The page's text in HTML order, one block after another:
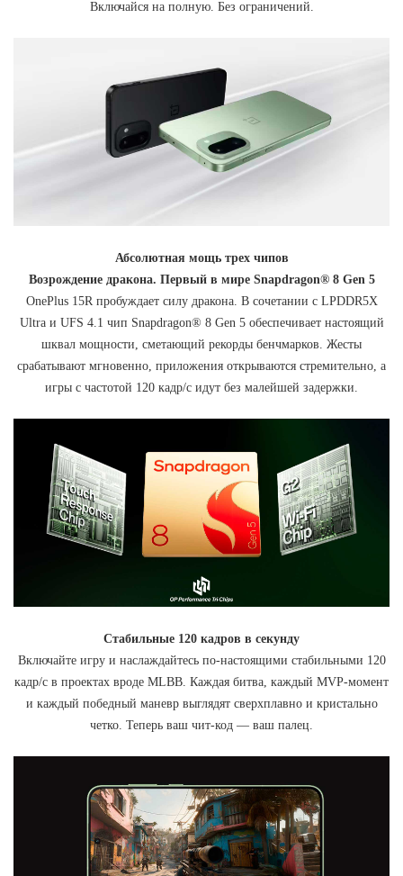
Включайся на полную. Без ограничений.
Абсолютная мощь трех чипов
Возрождение дракона. Первый в мире Snapdragon® 8 Gen 5
OnePlus 15R пробуждает силу дракона. В сочетании с LPDDR5X
Ultra и UFS 4.1 чип Snapdragon® 8 Gen 5 обеспечивает настоящий
шквал мощности, сметающий рекорды бенчмарков. Жесты
срабатывают мгновенно, приложения открываются стремительно, а
игры с частотой 120 кадр/с идут без малейшей задержки.
Стабильные 120 кадров в секунду
Включайте игру и наслаждайтесь по-настоящими стабильными 120
кадр/с в проектах вроде MLBB. Каждая битва, каждый MVP-момент
и каждый победный маневр выглядят сверхплавно и кристально
четко. Теперь ваш чит-код — ваш палец.